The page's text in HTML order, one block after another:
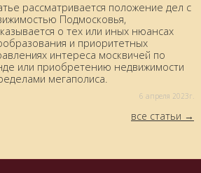
рассматривается положение дел с
Подмосковья,
о тех или иных нюансах
и приоритетных
интереса москвичей по
или приобретению недвижимости
мегаполиса.
6 aпреля 2023г.
все статьи